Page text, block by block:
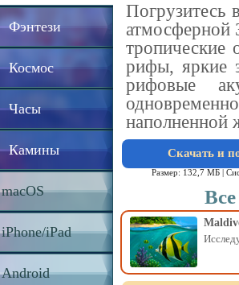
Фэнтези
Космос
Часы
Камины
macOS
iPhone/iPad
Android
Погрузитесь
атмосферной
тропические
рифы, яркие
рифовые
Скачать и
Размер: 132,7 МБ |